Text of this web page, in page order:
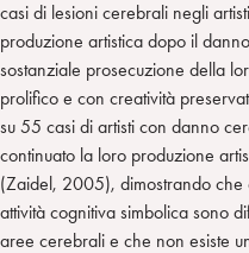
casi di lesioni cerebrali negli
produzione artistica dopo il
sostanziale prosecuzione della
prolifico e con creatività
su 55 casi di artisti con danno
continuato la loro produzione
(Zaidel, 2005), dimostrando che
attività cognitiva simbolica sono
aree cerebrali e che non esiste